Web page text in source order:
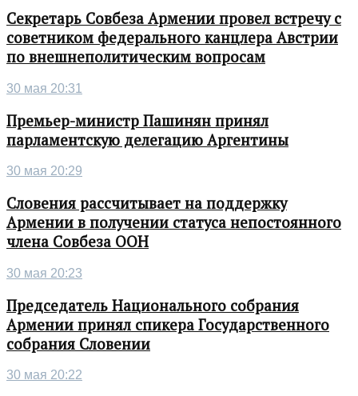
Секретарь Совбеза Армении провел встречу с
советником федерального канцлера Австрии
по внешнеполитическим вопросам
30 мая 20:31
Премьер-министр Пашинян принял
парламентскую делегацию Аргентины
30 мая 20:29
Словения рассчитывает на поддержку
Армении в получении статуса непостоянного
члена Совбеза ООН
30 мая 20:23
Председатель Национального собрания
Армении принял спикера Государственного
собрания Словении
30 мая 20:22